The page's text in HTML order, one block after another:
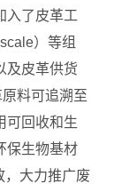
入了皮革工
）等组
及皮革供货
料可追溯至
可回收和生
保生物基材
，大力推广废